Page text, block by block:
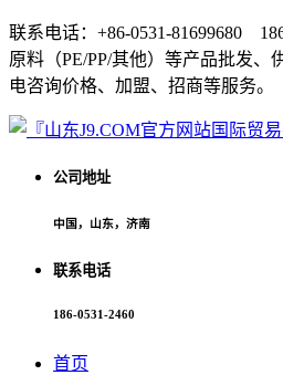
联系电话：+86-0531-81699680
原料（PE/PP/其他）等产品批发、
电咨询价格、加盟、招商等服务。
公司地址
中国，山东，济南
联系电话
186-0531-2460
首页